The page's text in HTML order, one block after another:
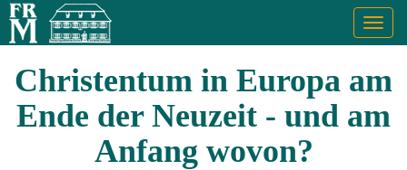
Christentum in Europa am
Ende der Neuzeit - und am
Anfang wovon?